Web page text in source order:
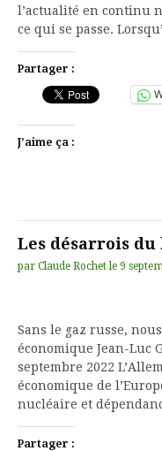
l’actualité en continu
ce qui se passe.
Partager :
J’aime ça :
Les désarrois
par Claude Rochet le 9
Sans le gaz russe,
économique Jean-Luc
septembre 2022
économique de
nucléaire et
Partager :